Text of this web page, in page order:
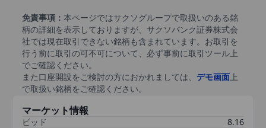
免責事項： 本ページではサクソグループで取扱いのある銘
柄の詳細を表示しておりますが、サクソバンク証券株式会
社では現在取引できない銘柄も含まれています。お取引を
行う前に取引の可不可について、必ず事前に取引ツール上
でご確認ください。
また口座開設をご検討の方におかれましては、 デモ画面 上
で取扱い銘柄をご確認ください。
マーケット情報
ビッド
8.16